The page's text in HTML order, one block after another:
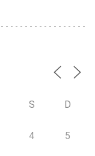
S D
4 5